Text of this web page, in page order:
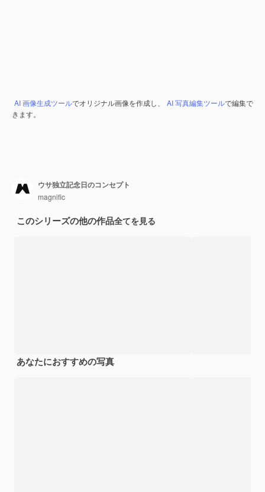
AI 画像生成ツールでオリジナル画像を作成し、 AI 写真編集ツールで編集で
きます。
ウサ独立記念日のコンセプト
magnific
このシリーズの他の作品全てを見る
あなたにおすすめの写真